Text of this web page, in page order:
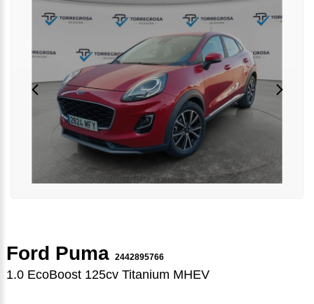
Ford Puma 2442895766
1.0 EcoBoost 125cv Titanium MHEV